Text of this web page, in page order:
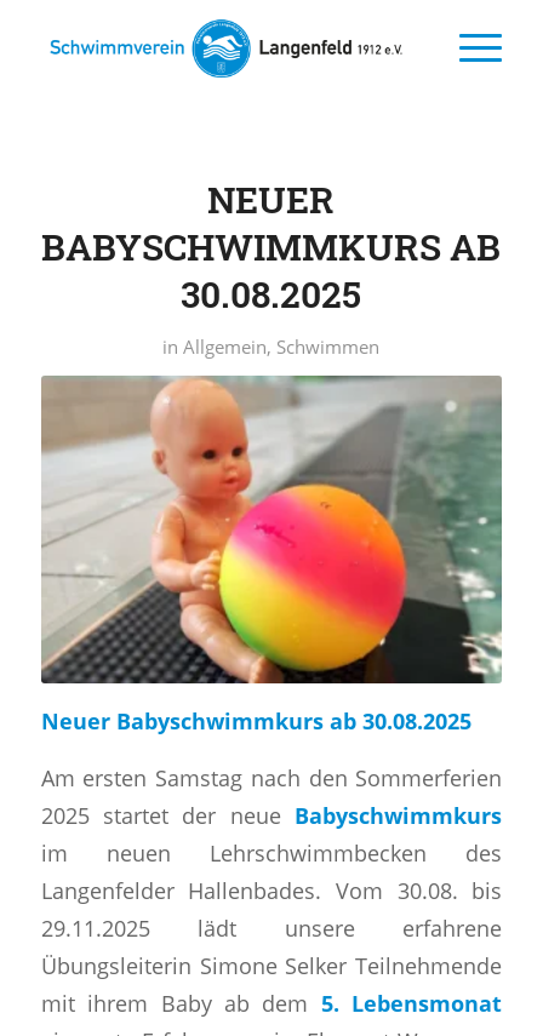
NEUER
BABYSCHWIMMKURS AB
30.08.2025
inAllgemein, Schwimmen
Neuer Babyschwimmkurs ab 30.08.2025
Am ersten Samstag nach den Sommerferien
2025 startet der neue Babyschwimmkurs
im neuen Lehrschwimmbecken des
Langenfelder Hallenbades. Vom 30.08. bis
29.11.2025 lädt unsere erfahrene
Übungsleiterin Simone Selker Teilnehmende
mit ihrem Baby ab dem 5. Lebensmonat